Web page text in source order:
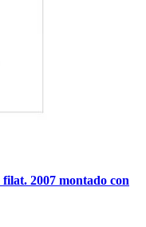
2007 montado con